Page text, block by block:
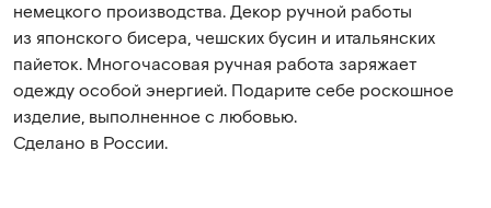
немецкого производства. Декор ручной работы
из японского бисера, чешских бусин и итальянских
пайеток. Многочасовая ручная работа заряжает
одежду особой энергией. Подарите себе роскошное
изделие, выполненное с любовью.
Сделано в России.